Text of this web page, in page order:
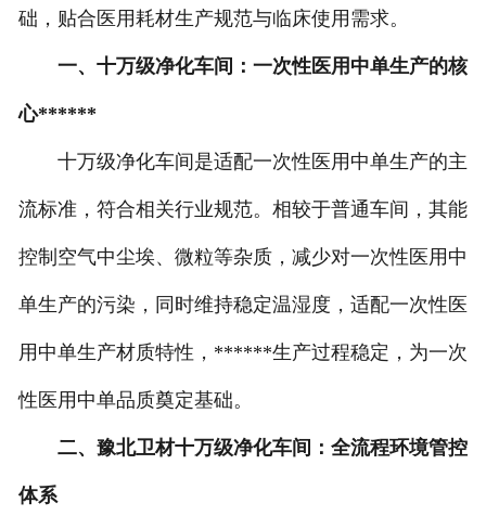
础，贴合医用耗材生产规范与临床使用需求。
一、十万级净化车间：一次性医用中单生产的核
心******
十万级净化车间是适配一次性医用中单生产的主
流标准，符合相关行业规范。相较于普通车间，其能
控制空气中尘埃、微粒等杂质，减少对一次性医用中
单生产的污染，同时维持稳定温湿度，适配一次性医
用中单生产材质特性，******生产过程稳定，为一次
性医用中单品质奠定基础。
二、豫北卫材十万级净化车间：全流程环境管控
体系